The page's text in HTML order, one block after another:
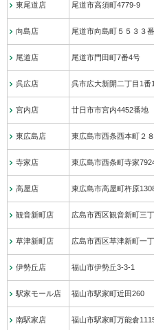
東尾道店 尾道市高須町4779-9
向島店 尾道市向島町５５３３
尾道店 尾道市門田町7番4号
呉広店 呉市広大新開二丁目1番
宮内店 廿日市市宮内4452番地
東広島店 東広島市西条西本町２
寺家店 東広島市西条町寺家
高屋店 東広島市高屋町杵原
観音新町店 広島市西区観音新町三
草津新町店 広島市西区草津新町一
伊勢丘店 福山市伊勢丘3-3-1
駅家モール店 福山市駅家町近田260
南駅家店 福山市駅家町万能倉